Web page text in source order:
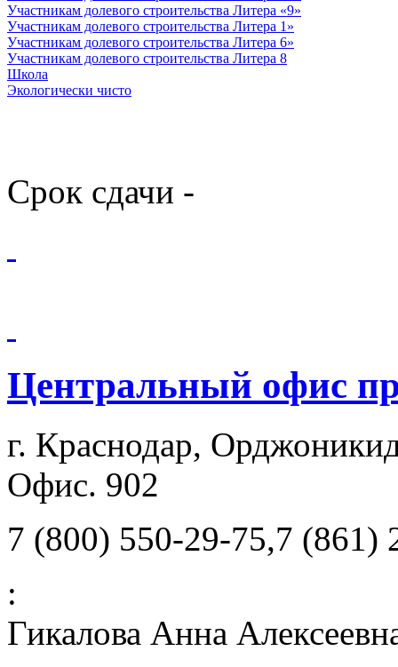
Участникам долевого строительства Литера «9»
Участникам долевого строительства Литера 1»
Участникам долевого строительства Литера 6»
Участникам долевого строительства Литера 8
Школа
Экологически чисто
Срок сдачи -
Центральный офис
г. Краснодар,
Офис. 902
7 (800) 550-29-75,7 (861)
:
Гикалова Анна